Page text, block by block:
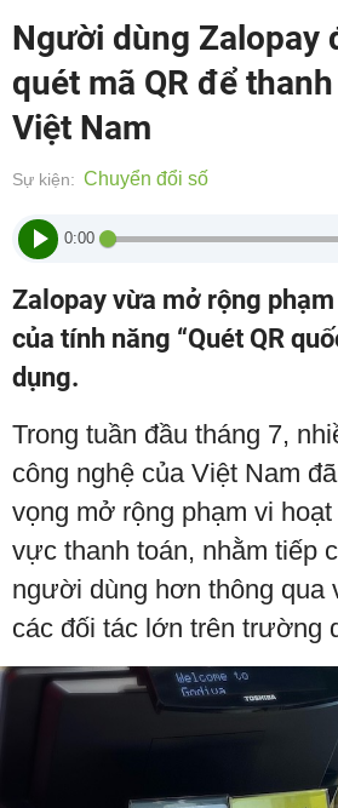
Người dùng Zalopay
quét mã QR để
Việt Nam
Sự kiện: Chuyển đổi số
0:00
Zalopay vừa mở rộng
của tính năng “Quét QR
dụng.
Trong tuần đầu tháng 7,
công nghệ của Việt Nam
vọng mở rộng phạm vi
vực thanh toán, nhằm tiếp
người dùng hơn thông qua
các đối tác lớn trên trường